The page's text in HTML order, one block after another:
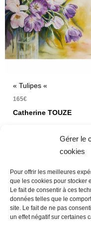
Gérer le
cookies
Pour offrir les meilleures
que les cookies pour stocker
Le fait de consentir à ces
données telles que le
site. Le fait de ne pas
un effet négatif sur certaines
« Tulipes «
165€
Catherine TOUZE
Aquarelle 33,5 x 24 cm
Nous contacter
Politique de